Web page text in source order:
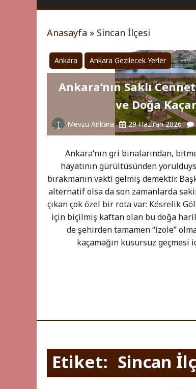
Anasayfa » Sincan İlçesi
Ankara Ankara Gezilecek Yerler
Ankara’nın Saklı
ve Doğa
Mevzu Ankara 29 Haziran 2026
Ankara’nın gri binalarından,
hayatının gürültüsünden
bırakmanın vakti gelmiş demektir.
alternatif olsa da son zamanlarda
çıkan çok özel bir rota var: Kösrelik
için biçilmiş kaftan olan bu doğa
de şehirden tamamen “izole”
kaçamağın kusursuz
Etiket: Sincan